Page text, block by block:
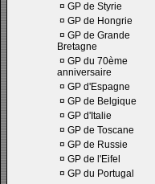
¤ GP de Styrie
¤ GP de Hongrie
¤ GP de Grande
Bretagne
¤ GP du 70ème
anniversaire
¤ GP d'Espagne
¤ GP de Belgique
¤ GP d'Italie
¤ GP de Toscane
¤ GP de Russie
¤ GP de l'Eifel
¤ GP du Portugal